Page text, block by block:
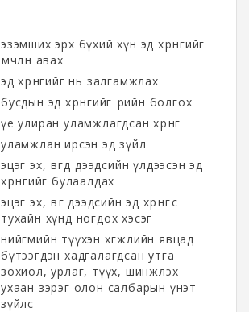
эзэмших эрх бүхий хүн эд хөрөнгийг
өмчлөн авах
эд хөрөнгийг нь залгамжлах
бусдын эд хөрөнгийг өөрийн болгох
үе улиран уламжлагдсан хөрөнгө
уламжлан ирсэн эд зүйл
эцэг эх, өвгөд дээдсийн үлдээсэн эд
хөрөнгийг булаалдах
эцэг эх, өвөг дээдсийн эд хөрөнгөөс
тухайн хүнд ногдох хэсэг
нийгмийн түүхэн хөгжлийн явцад
бүтээгдэн хадгалагдсан утга
зохиол, урлаг, түүх, шинжлэх
ухаан зэрэг олон салбарын үнэт
зүйлс